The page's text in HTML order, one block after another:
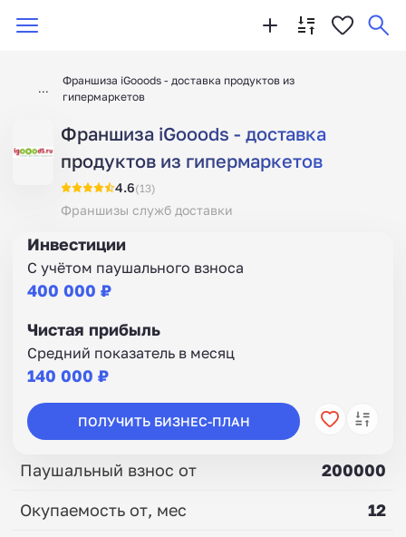
Франшиза iGooods - доставка продуктов из
гипермаркетов
Франшиза iGooods - доставка
продуктов из гипермаркетов
4.6(13)
Франшизы служб доставки
Инвестиции
С учётом паушального взноса
400 000 ₽
Чистая прибыль
Средний показатель в месяц
140 000 ₽
ПОЛУЧИТЬ БИЗНЕС-ПЛАН
Паушальный взнос от
200000
Окупаемость от, мес
12